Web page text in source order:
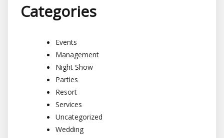
Categories
Events
Management
Night Show
Parties
Resort
Services
Uncategorized
Wedding